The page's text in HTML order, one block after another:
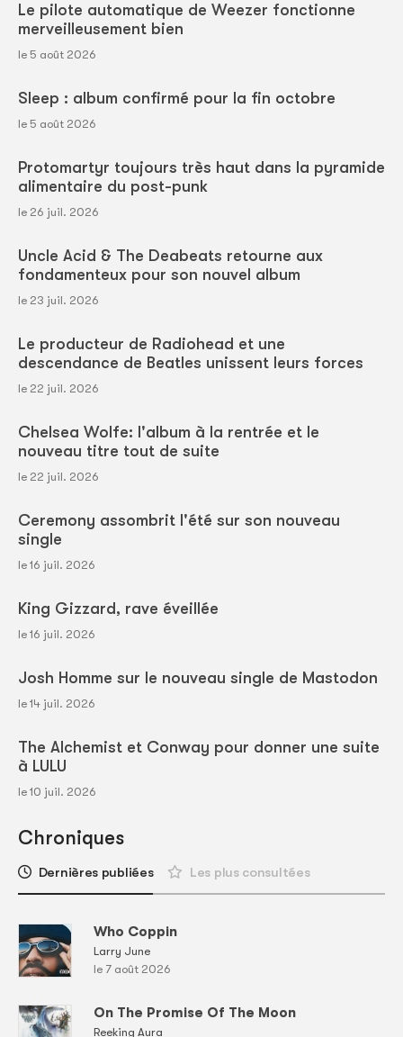
Le pilote automatique de Weezer fonctionne
merveilleusement bien
le 5 août 2026
Sleep : album confirmé pour la fin octobre
le 5 août 2026
Protomartyr toujours très haut dans la pyramide
alimentaire du post-punk
le 26 juil. 2026
Uncle Acid & The Deabeats retourne aux
fondamenteux pour son nouvel album
le 23 juil. 2026
Le producteur de Radiohead et une
descendance de Beatles unissent leurs forces
le 22 juil. 2026
Chelsea Wolfe: l'album à la rentrée et le
nouveau titre tout de suite
le 22 juil. 2026
Ceremony assombrit l'été sur son nouveau
single
le 16 juil. 2026
King Gizzard, rave éveillée
le 16 juil. 2026
Josh Homme sur le nouveau single de Mastodon
le 14 juil. 2026
The Alchemist et Conway pour donner une suite
à LULU
le 10 juil. 2026
Chroniques
Dernières publiées Les plus consultées
Who Coppin
Larry June
le 7 août 2026
On The Promise Of The Moon
Reeking Aura